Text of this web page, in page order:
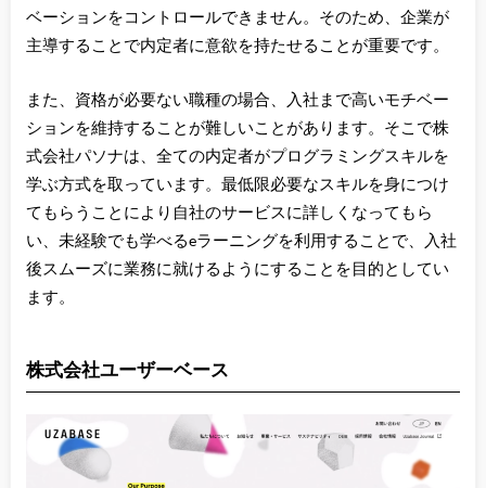
ベーションをコントロールできません。そのため、企業が
主導することで内定者に意欲を持たせることが重要です。
また、資格が必要ない職種の場合、入社まで高いモチベー
ションを維持することが難しいことがあります。そこで株
式会社パソナは、全ての内定者がプログラミングスキルを
学ぶ方式を取っています。最低限必要なスキルを身につけ
てもらうことにより自社のサービスに詳しくなってもら
い、未経験でも学べるeラーニングを利用することで、入社
後スムーズに業務に就けるようにすることを目的としてい
ます。
株式会社ユーザーベース